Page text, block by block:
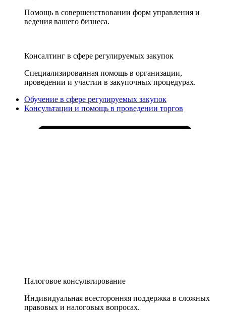
Помощь в совершенствовании форм управления и
ведения вашего бизнеса.
Консалтинг в сфере регулируемых закупок
Специализированная помощь в организации,
проведении и участии в закупочных процедурах.
Обучение в сфере регулируемых закупок
Консультации и помощь в проведении торгов
Налоговое консультирование
Индивидуальная всесторонняя поддержка в сложных
правовых и налоговых вопросах.